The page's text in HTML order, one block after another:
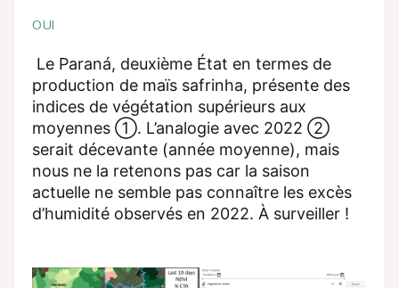
OUI
Le Paraná, deuxième État en termes de
production de maïs safrinha, présente des
indices de végétation supérieurs aux
moyennes ①. L’analogie avec 2022 ②
serait décevante (année moyenne), mais
nous ne la retenons pas car la saison
actuelle ne semble pas connaître les excès
d’humidité observés en 2022. À surveiller !